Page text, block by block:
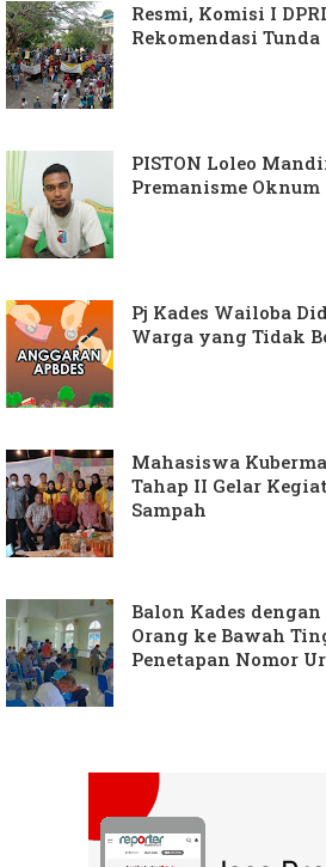
Resmi, Komisi I
Rekomendasi
PISTON Loleo
Premanisme
Pj Kades Wailoba
Warga yang Tidak
Mahasiswa
Tahap II Gelar
Sampah
Balon Kades
Orang ke Bawah
Penetapan Nomor